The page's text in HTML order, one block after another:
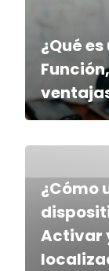
¿Qué
¿Cómo
Activar